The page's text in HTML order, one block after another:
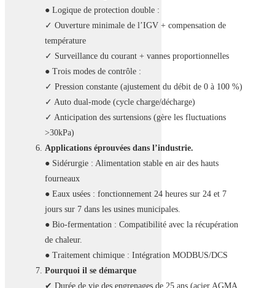
● Logique de protection double :
✓ Ouverture minimale de l’IGV + compensation de
température
✓ Surveillance du courant + vannes proportionnelles
● Trois modes de contrôle :
✓ Pression constante (ajustement du débit de 0 à 100 %)
✓ Auto dual-mode (cycle charge/décharge)
✓ Anticipation des surtensions (gère les fluctuations
>30kPa)
Applications éprouvées dans l’industrie.
● Sidérurgie : Alimentation stable en air des hauts
fourneaux
● Eaux usées : fonctionnement 24 heures sur 24 et 7
jours sur 7 dans les usines municipales.
● Bio-fermentation : Compatibilité avec la récupération
de chaleur.
● Traitement chimique : Intégration MODBUS/DCS
Pourquoi il se démarque
✔ Durée de vie des engrenages de 25 ans (acier AGMA